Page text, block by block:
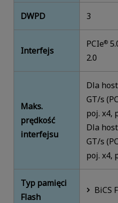
DWPD 3
Interfejs
PCIe®
2.0
Maks.
prędkość
interfejsu
Dla
GT/s
poj. x4,
Dla
GT/s
poj. x4,
Typ pamięci
Flash
BiCS